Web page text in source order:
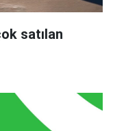
satılan